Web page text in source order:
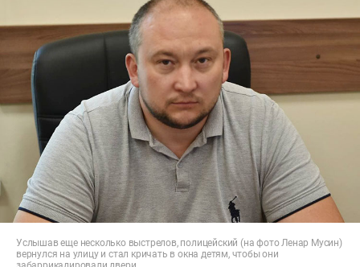
Услышав еще несколько выстрелов, полицейский (на фото Ленар Мусин)
вернулся на улицу и стал кричать в окна детям, чтобы они